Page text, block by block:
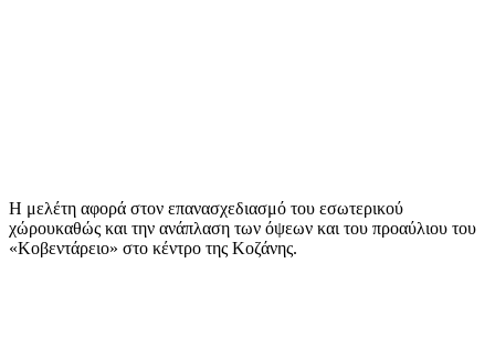
Η μελέτη αφορά στον επανασχεδιασμό του εσωτερικού
χώρουκαθώς και την ανάπλαση των όψεων και του προαύλιου του
«Κοβεντάρειο» στο κέντρο της Κοζάνης.